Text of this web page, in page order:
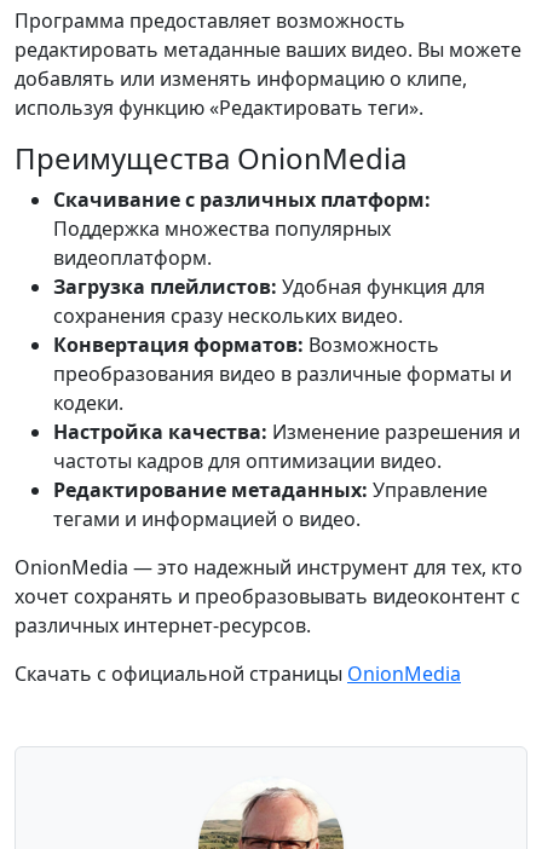
Программа предоставляет возможность
редактировать метаданные ваших видео. Вы можете
добавлять или изменять информацию о клипе,
используя функцию «Редактировать теги».
Преимущества OnionMedia
Скачивание с различных платформ:
Поддержка множества популярных
видеоплатформ.
Загрузка плейлистов: Удобная функция для
сохранения сразу нескольких видео.
Конвертация форматов: Возможность
преобразования видео в различные форматы и
кодеки.
Настройка качества: Изменение разрешения и
частоты кадров для оптимизации видео.
Редактирование метаданных: Управление
тегами и информацией о видео.
OnionMedia — это надежный инструмент для тех, кто
хочет сохранять и преобразовывать видеоконтент с
различных интернет-ресурсов.
Скачать с официальной страницы OnionMedia